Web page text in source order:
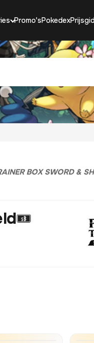
Promo'sPokedex
BOX SWORD &